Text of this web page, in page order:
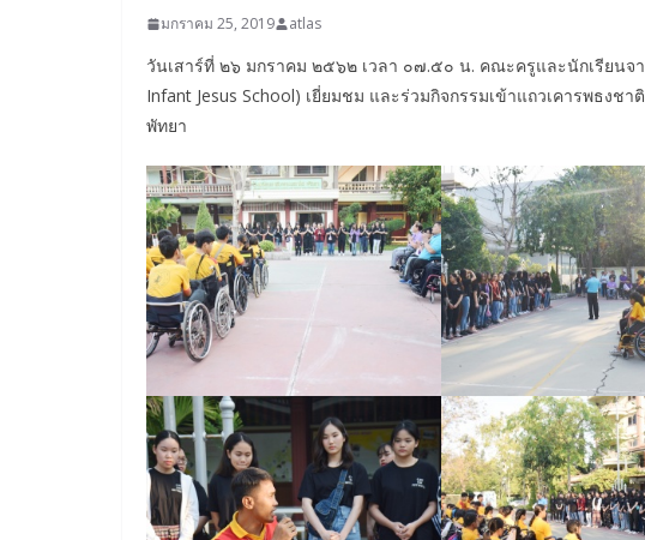
มกราคม 25, 2019 atlas
วันเสาร์ที่ ๒๖ มกราคม ๒๕๖๒ เวลา ๐๗.๕๐ น. คณะครูและนักเรียนจ
Infant Jesus School) เยี่ยมชม และร่วมกิจกรรมเข้าแถวเคารพธงช
พัทยา